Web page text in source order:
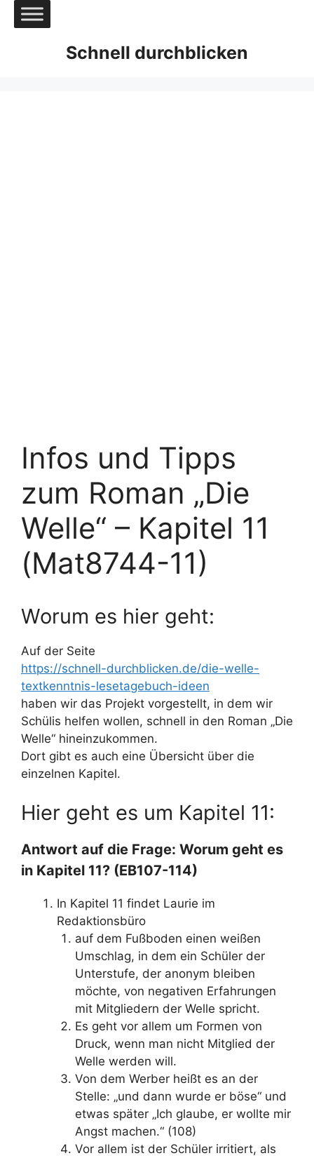
Zum
Inhalt
Schnell durchblicken
Infos und Tipps
zum Roman „Die
Welle“ – Kapitel 11
(Mat8744-11)
Worum es hier geht:
Auf der Seite
https://schnell-durchblicken.de/die-welle-
textkenntnis-lesetagebuch-ideen
haben wir das Projekt vorgestellt, in dem wir
Schülis helfen wollen, schnell in den Roman „Die
Welle“ hineinzukommen.
Dort gibt es auch eine Übersicht über die
einzelnen Kapitel.
Hier geht es um Kapitel 11:
Antwort auf die Frage: Worum geht es
in Kapitel 11? (EB107-114)
In Kapitel 11 findet Laurie im
Redaktionsbüro
auf dem Fußboden einen weißen
Umschlag, in dem ein Schüler der
Unterstufe, der anonym bleiben
möchte, von negativen Erfahrungen
mit Mitgliedern der Welle spricht.
Es geht vor allem um Formen von
Druck, wenn man nicht Mitglied der
Welle werden will.
Von dem Werber heißt es an der
Stelle: „und dann wurde er böse“ und
etwas später „Ich glaube, er wollte mir
Angst machen.“ (108)
Vor allem ist der Schüler irritiert, als